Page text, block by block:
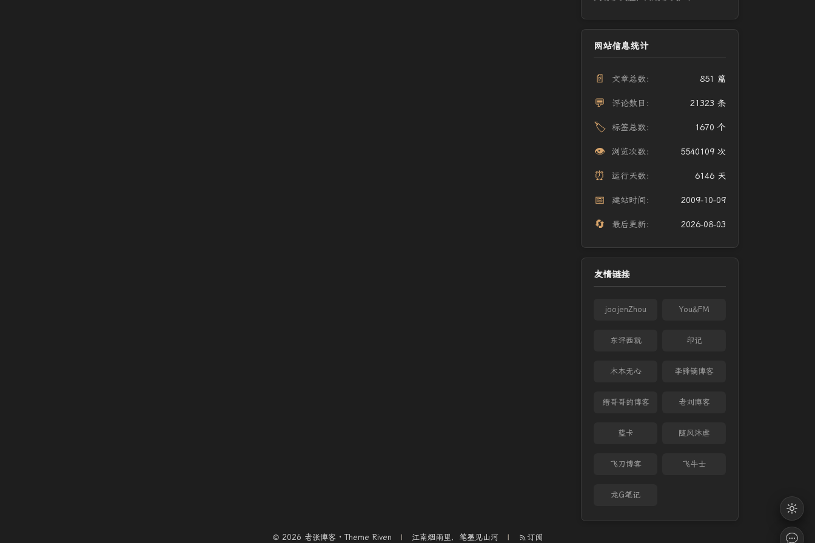
网站信息统计
📄 文章总数： 851 篇
💬 评论数目： 21323 条
🏷️ 标签总数： 1670 个
👁️ 浏览次数： 5540109 次
⏰ 运行天数： 6146 天
📅 建站时间： 2009-10-09
🔄 最后更新： 2026-08-03
友情链接
joojenZhou You&FM
东评西就 印记
木本无心 李锋镝博客
缙哥哥的博客 老刘博客
蓝卡 随风沐虐
飞刀博客 飞牛士
龙G笔记
© 2026 老张博客 · Theme Riven 江南烟雨里，笔墨见山河 订阅